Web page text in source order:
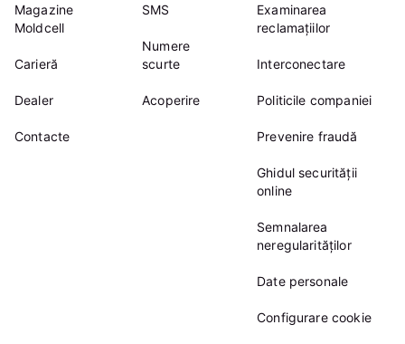
Magazine
Moldcell
Carieră
Dealer
Contacte
SMS
Numere
scurte
Acoperire
Examinarea
reclamațiilor
Interconectare
Politicile companiei
Prevenire fraudă
Ghidul securității
online
Semnalarea
neregularităților
Date personale
Configurare cookie